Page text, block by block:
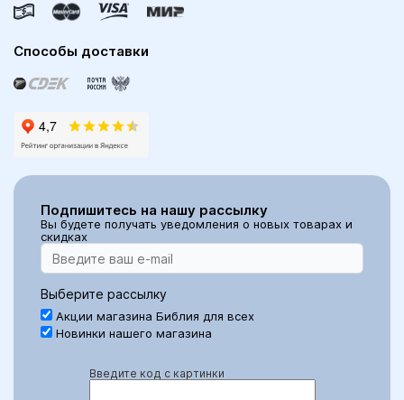
Способы доставки
Подпишитесь на нашу рассылку
Вы будете получать уведомления о новых товарах и
скидках
Выберите рассылку
Акции магазина Библия для всех
Новинки нашего магазина
Введите код с картинки